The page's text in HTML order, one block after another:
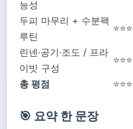
능성
두피 마무리 + 수분팩
루틴
린넨·공기·조도 / 프라
이빗 구성
총 평점
🎯 요약 한 문장